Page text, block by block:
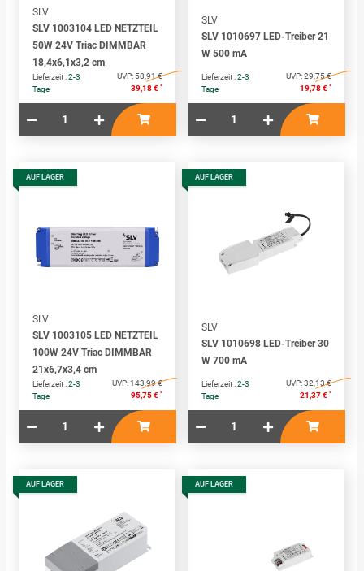
SLV
SLV 1003104 LED NETZTEIL
50W 24V Triac DIMMBAR
18,4x6,1x3,2 cm
Lieferzeit :2-3
Tage
UVP: 58,91 €
39,18 € *
SLV
SLV 1010697 LED-Treiber 21
W 500 mA
Lieferzeit :2-3
Tage
UVP:29,75 €
19,78 € *
AUF LAGER
SLV
SLV 1003105 LED NETZTEIL
100W 24V Triac DIMMBAR
21x6,7x3,4 cm
Lieferzeit :2-3
Tage
UVP:143,99 €
95,75 € *
AUF LAGER
SLV
SLV 1010698 LED-Treiber 30
W 700 mA
Lieferzeit :2-3
Tage
UVP:32,13 €
21,37 € *
AUF LAGER AUF LAGER